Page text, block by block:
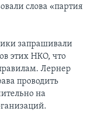
слова «партия
запрашивали
этих НКО, что
Лернер
проводить
на